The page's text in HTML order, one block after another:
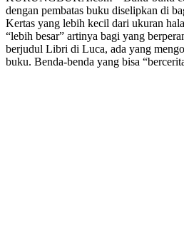
dengan pembatas buku diselipkan di
Kertas yang lebih kecil dari ukuran
“lebih besar” artinya bagi yang
berjudul Libri di Luca, ada yang
buku. Benda-benda yang bisa